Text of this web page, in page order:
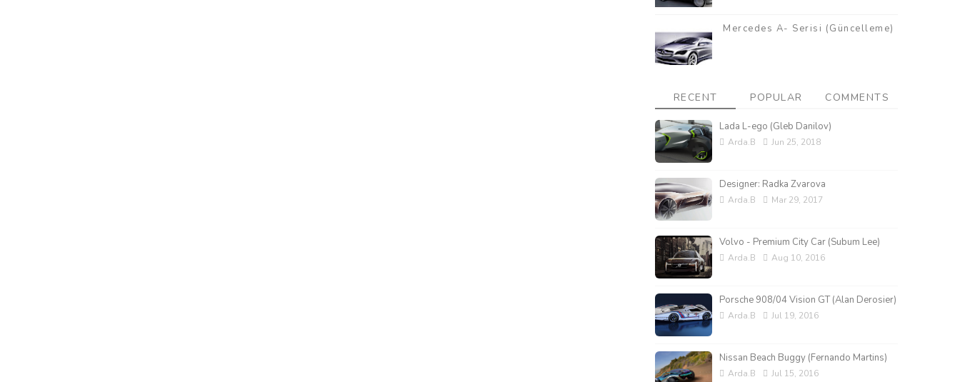
Mercedes A- Serisi (Güncelleme)
RECENT POPULAR COMMENTS
Lada L-ego (Gleb Danilov)
Arda.B Jun 25, 2018
Designer: Radka Zvarova
Arda.B Mar 29, 2017
Volvo - Premium City Car (Subum Lee)
Arda.B Aug 10, 2016
Porsche 908/04 Vision GT (Alan Derosier)
Arda.B Jul 19, 2016
Nissan Beach Buggy (Fernando Martins)
Arda.B Jul 15, 2016